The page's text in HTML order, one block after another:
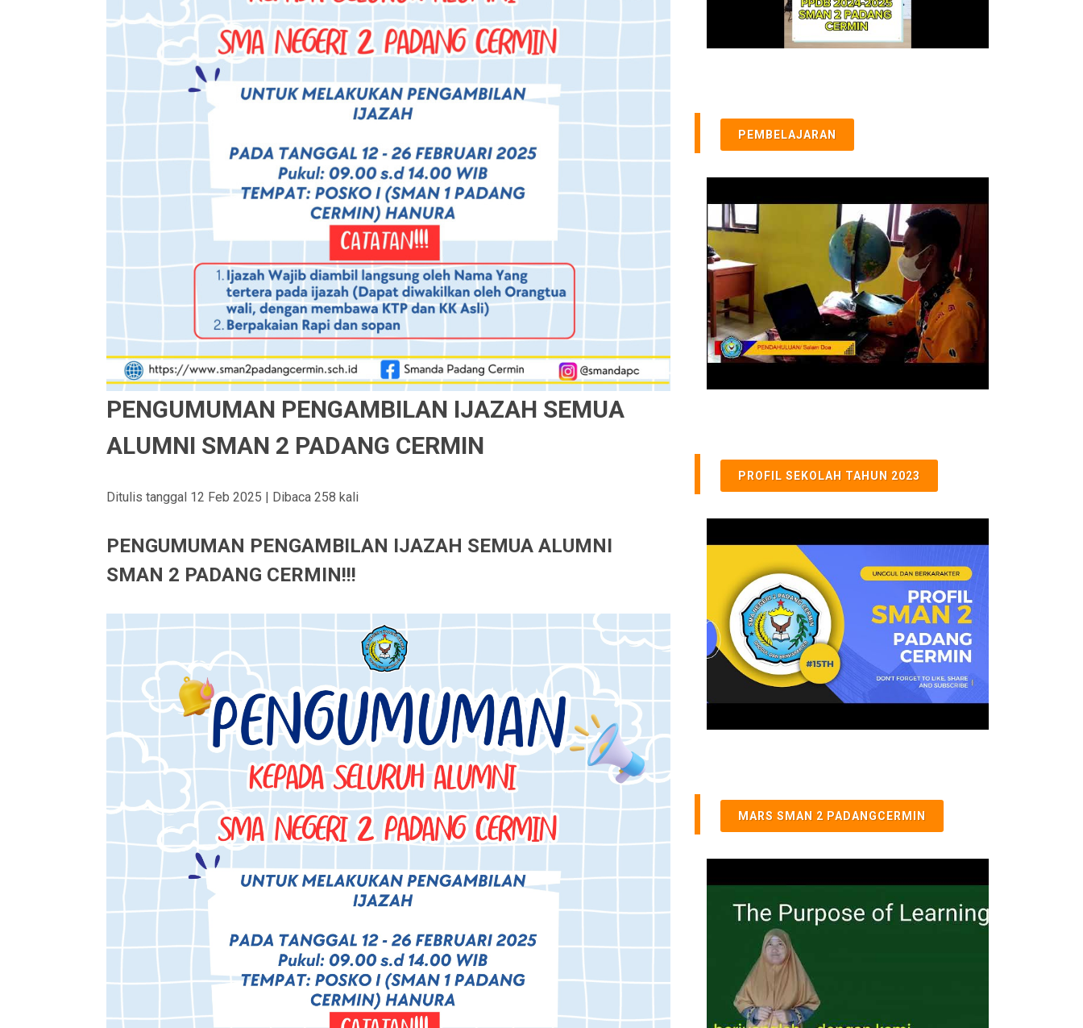
PENGUMUMAN PENGAMBILAN IJAZAH SEMUA
ALUMNI SMAN 2 PADANG CERMIN
Ditulis tanggal 12 Feb 2025 | Dibaca 258 kali
PENGUMUMAN PENGAMBILAN IJAZAH SEMUA ALUMNI
SMAN 2 PADANG CERMIN!!!
PEMBELAJARAN
PROFIL SEKOLAH TAHUN 2023
MARS SMAN 2 PADANGCERMIN